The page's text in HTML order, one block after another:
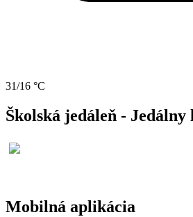
31/16 °C
Školská jedáleň - Jedálny
Mobilná aplikácia